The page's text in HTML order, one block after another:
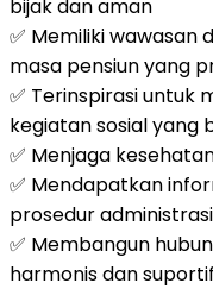
bijak dan aman
✅ Memiliki
masa pensiun yang
✅ Terinspirasi untuk
kegiatan sosial yang
✅ Menjaga
✅ Mendapatkan
prosedur
✅ Membangun
harmonis dan suportif